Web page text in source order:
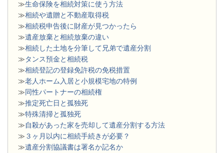
≫生命保険を相続対策に使う方法
≫相続や遺贈と不動産取得税
≫相続税申告後に財産が見つかったら
≫遺産放棄と相続放棄の違い
≫相続した土地を分筆して兄弟で遺産分割
≫タンス預金と相続税
≫相続登記の登録免許税の免税措置
≫老人ホーム入居と小規模宅地の特例
≫同性パートナーの相続権
≫推定死亡日と孤独死
≫特殊清掃と孤独死
≫自殺があった家を売却して遺産分割する方法
≫ ３ヶ月以内に相続手続きが必要？
≫遺産分割協議書は署名か記名か